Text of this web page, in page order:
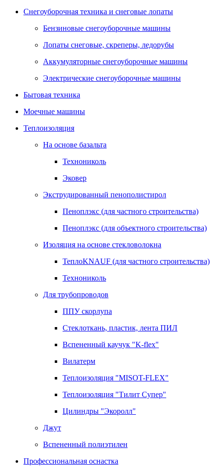
Снегоуборочная техника и снеговые лопаты
Бензиновые снегоуборочные машины
Лопаты снеговые, скреперы, ледорубы
Аккумуляторные снегоуборочные машины
Электрические снегоуборочные машины
Бытовая техника
Моечные машины
Теплоизоляция
На основе базальта
Технониколь
Эковер
Экструдированный пенополистирол
Пеноплэкс (для частного строительства)
Пеноплэкс (для объектного строительства)
Изоляция на основе стекловолокна
ТеплоKNAUF (для частного строительства)
Технониколь
Для трубопроводов
ППУ скорлупа
Стеклоткань, пластик, лента ПИЛ
Вспененный каучук "K-flex"
Вилатерм
Теплоизоляция "MISOT-FLEX"
Теплоизоляция "Тилит Супер"
Цилиндры "Экоролл"
Джут
Вспененный полиэтилен
Профессиональная оснастка